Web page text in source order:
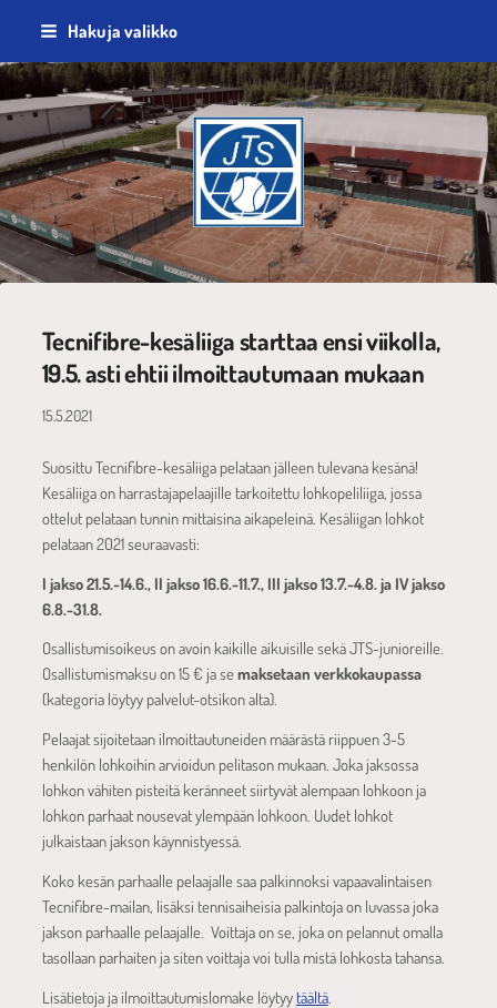
Siirry
sisältöön
Haku ja valikko
Jyväskylän Tennisseura ry
Tecnifibre-kesäliiga starttaa ensi viikolla,
19.5. asti ehtii ilmoittautumaan mukaan
15.5.2021
Suosittu Tecnifibre-kesäliiga pelataan jälleen tulevana kesänä!
Kesäliiga on harrastajapelaajille tarkoitettu lohkopeliliiga, jossa
ottelut pelataan tunnin mittaisina aikapeleinä. Kesäliigan lohkot
pelataan 2021 seuraavasti:
I jakso 21.5.-14.6., II jakso 16.6.-11.7., III jakso 13.7.-4.8. ja IV jakso
6.8.-31.8.
Osallistumisoikeus on avoin kaikille aikuisille sekä JTS-junioreille.
Osallistumismaksu on 15 € ja semaksetaan verkkokaupassa
(kategoria löytyy palvelut-otsikon alta).
Pelaajat sijoitetaan ilmoittautuneiden määrästä riippuen 3-5
henkilön lohkoihin arvioidun pelitason mukaan. Joka jaksossa
lohkon vähiten pisteitä keränneet siirtyvät alempaan lohkoon ja
lohkon parhaat nousevat ylempään lohkoon. Uudet lohkot
julkaistaan jakson käynnistyessä.
Koko kesän parhaalle pelaajalle saa palkinnoksi vapaavalintaisen
Tecnifibre-mailan, lisäksi tennisaiheisia palkintoja on luvassa joka
jakson parhaalle pelaajalle. Voittaja on se, joka on pelannut omalla
tasollaan parhaiten ja siten voittaja voi tulla mistä lohkosta tahansa.
Lisätietoja ja ilmoittautumislomake löytyytäältä.